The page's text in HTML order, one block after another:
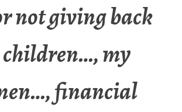
not giving back
my
financial